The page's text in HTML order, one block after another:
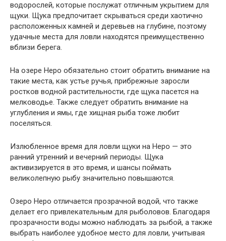
водорослей, которые послужат отличным укрытием для
щуки. Щука предпочитает скрываться среди хаотично
расположенных камней и деревьев на глубине, поэтому
удачные места для ловли находятся преимущественно
вблизи берега.
На озере Неро обязательно стоит обратить внимание на
такие места, как устье ручья, прибрежные заросли
ростков водной растительности, где щука пасется на
мелководье. Также следует обратить внимание на
углубления и ямы, где хищная рыба тоже любит
поселяться.
Излюбленное время для ловли щуки на Неро — это
ранний утренний и вечерний периоды. Щука
активизируется в это время, и шансы поймать
великолепную рыбу значительно повышаются.
Озеро Неро отличается прозрачной водой, что также
делает его привлекательным для рыболовов. Благодаря
прозрачности воды можно наблюдать за рыбой, а также
выбрать наиболее удобное место для ловли, учитывая